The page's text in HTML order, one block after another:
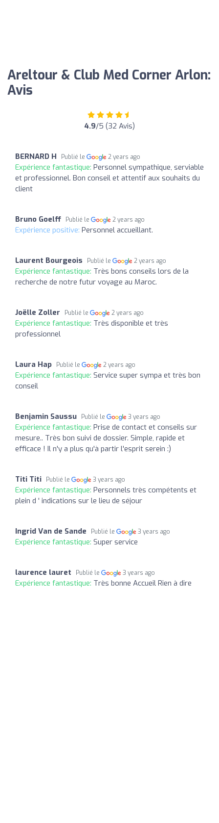
Areltour & Club Med Corner Arlon:
Avis
4.9/5 (32 Avis)
BERNARD H Publié le 2 years ago
Expérience fantastique: Personnel sympathique, serviable
et professionnel. Bon conseil et attentif aux souhaits du
client
Bruno Goelff Publié le 2 years ago
Expérience positive: Personnel accueillant.
Laurent Bourgeois Publié le 2 years ago
Expérience fantastique: Très bons conseils lors de la
recherche de notre futur voyage au Maroc.
Joëlle Zoller Publié le 2 years ago
Expérience fantastique: Très disponible et très
professionnel
Laura Hap Publié le 2 years ago
Expérience fantastique: Service super sympa et très bon
conseil
Benjamin Saussu Publié le 3 years ago
Expérience fantastique: Prise de contact et conseils sur
mesure.. Très bon suivi de dossier. Simple, rapide et
efficace ! Il n'y a plus qu'à partir l'esprit serein :)
Titi Titi Publié le 3 years ago
Expérience fantastique: Personnels très compétents et
plein d ' indications sur le lieu de séjour
Ingrid Van de Sande Publié le 3 years ago
Expérience fantastique: Super service
laurence lauret Publié le 3 years ago
Expérience fantastique: Très bonne Accueil Rien à dire